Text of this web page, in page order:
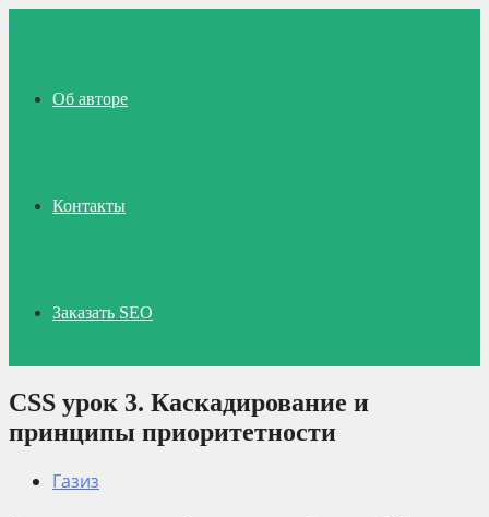
Об авторе
Контакты
Заказать SEO
CSS урок 3. Каскадирование и
принципы приоритетности
Газиз